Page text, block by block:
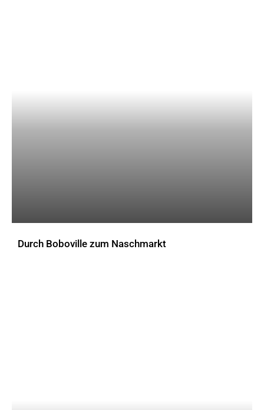
Durch Boboville zum Naschmarkt